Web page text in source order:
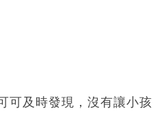
可及時發現，沒有讓小孩